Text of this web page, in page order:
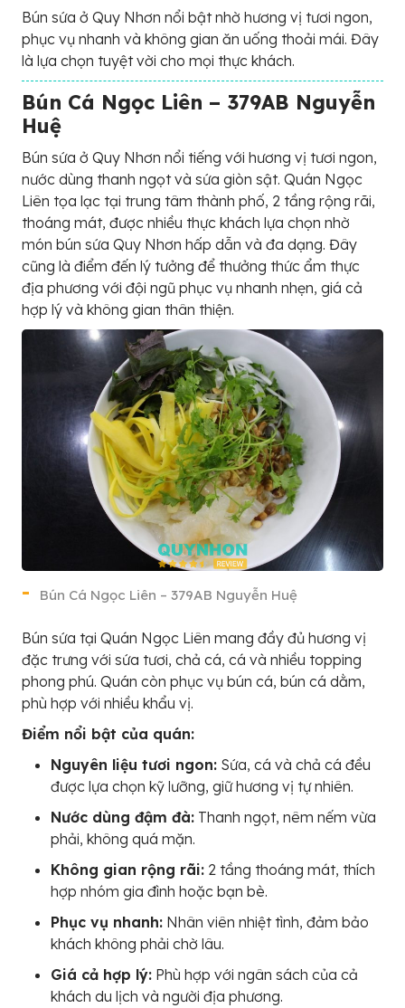
Bún sứa ở Quy Nhơn nổi bật nhờ hương vị tươi ngon,
phục vụ nhanh và không gian ăn uống thoải mái. Đây
là lựa chọn tuyệt vời cho mọi thực khách.
Bún Cá Ngọc Liên – 379AB Nguyễn
Huệ
Bún sứa ở Quy Nhơn nổi tiếng với hương vị tươi ngon,
nước dùng thanh ngọt và sứa giòn sật. Quán Ngọc
Liên tọa lạc tại trung tâm thành phố, 2 tầng rộng rãi,
thoáng mát, được nhiều thực khách lựa chọn nhờ
món bún sứa Quy Nhơn hấp dẫn và đa dạng. Đây
cũng là điểm đến lý tưởng để thưởng thức ẩm thực
địa phương với đội ngũ phục vụ nhanh nhẹn, giá cả
hợp lý và không gian thân thiện.
Bún Cá Ngọc Liên – 379AB Nguyễn Huệ
Bún sứa tại Quán Ngọc Liên mang đầy đủ hương vị
đặc trưng với sứa tươi, chả cá, cá và nhiều topping
phong phú. Quán còn phục vụ bún cá, bún cá dằm,
phù hợp với nhiều khẩu vị.
Điểm nổi bật của quán:
Nguyên liệu tươi ngon: Sứa, cá và chả cá đều
được lựa chọn kỹ lưỡng, giữ hương vị tự nhiên.
Nước dùng đậm đà: Thanh ngọt, nêm nếm vừa
phải, không quá mặn.
Không gian rộng rãi: 2 tầng thoáng mát, thích
hợp nhóm gia đình hoặc bạn bè.
Phục vụ nhanh: Nhân viên nhiệt tình, đảm bảo
khách không phải chờ lâu.
Giá cả hợp lý: Phù hợp với ngân sách của cả
khách du lịch và người địa phương.